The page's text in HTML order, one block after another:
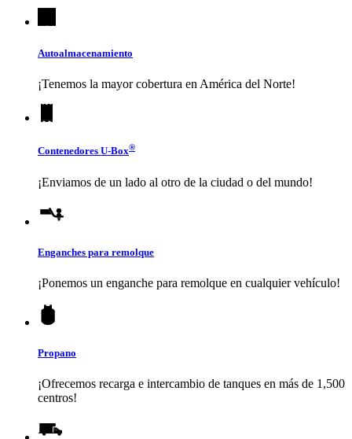
Autoalmacenamiento
¡Tenemos la mayor cobertura en América del Norte!
Contenedores U-Box®
¡Enviamos de un lado al otro de la ciudad o del mundo!
Enganches para remolque
¡Ponemos un enganche para remolque en cualquier vehículo!
Propano
¡Ofrecemos recarga e intercambio de tanques en más de 1,500
centros!